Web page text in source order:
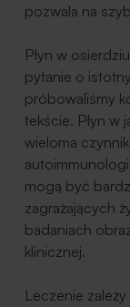
pozwala na
Płyn w
pytanie o
próbowaliśmy
tekście. Płyn w
wieloma
mogą być
zagrażających
badaniach
klinicznej.
Leczenie